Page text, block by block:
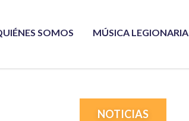
SOMOS MÚSICA LEGIONARIA
NOTICIAS